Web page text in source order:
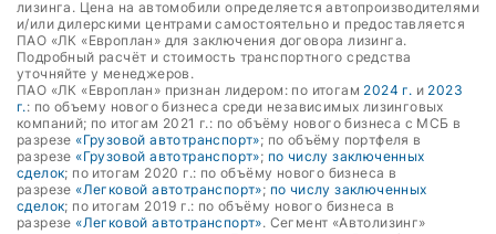
лизинга. Цена на автомобили определяется автопроизводителями
и/или дилерскими центрами самостоятельно и предоставляется
ПАО «ЛК «Европлан» для заключения договора лизинга.
Подробный расчёт и стоимость транспортного средства
уточняйте у менеджеров.
ПАО «ЛК «Европлан» признан лидером: по итогам 2024 г. и 2023
г.: по объему нового бизнеса среди независимых лизинговых
компаний; по итогам 2021 г.: по объёму нового бизнеса с МСБ в
разрезе «Грузовой автотранспорт»; по объёму портфеля в
разрезе «Грузовой автотранспорт»; по числу заключенных
сделок; по итогам 2020 г.: по объёму нового бизнеса в
разрезе «Легковой автотранспорт»; по числу заключенных
сделок; по итогам 2019 г.: по объёму нового бизнеса в
разрезе «Легковой автотранспорт». Сегмент «Автолизинг»